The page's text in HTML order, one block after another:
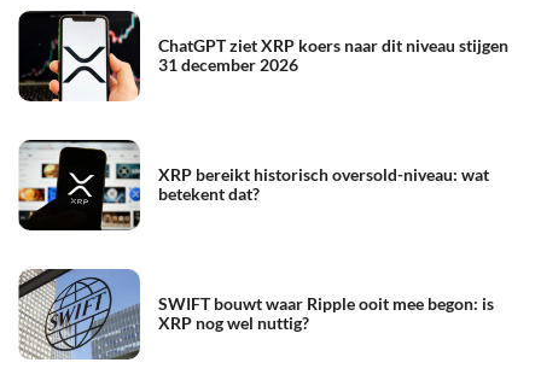
ChatGPT ziet XRP koers naar dit niveau stijgen
31 december 2026
XRP bereikt historisch oversold-niveau: wat
betekent dat?
SWIFT bouwt waar Ripple ooit mee begon: is
XRP nog wel nuttig?